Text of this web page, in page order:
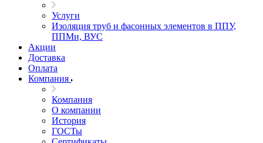
Услуги
Изоляция труб и фасонных элементов в ППУ,
ППМи, ВУС
Акции
Доставка
Оплата
Компания
Компания
О компании
История
ГОСТы